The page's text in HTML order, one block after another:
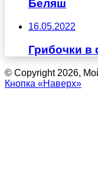
Беляш
16.05.2022
Грибочки в
© Copyright 2026,
Кнопка «Наверх»